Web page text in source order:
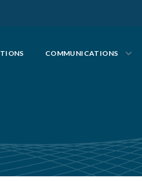
COMMUNICATIONS